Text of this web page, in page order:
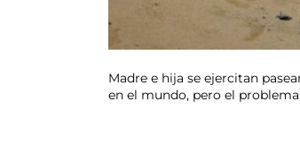
Madre e hija se ejercitan
en el mundo, pero el